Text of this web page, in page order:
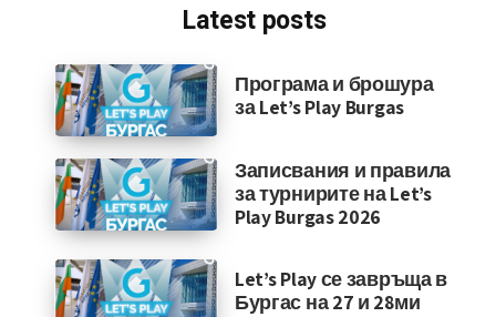
Latest posts
Програма и брошура
за Let’s Play Burgas
Записвания и правила
за турнирите на Let’s
Play Burgas 2026
Let’s Play се завръща в
Бургас на 27 и 28ми